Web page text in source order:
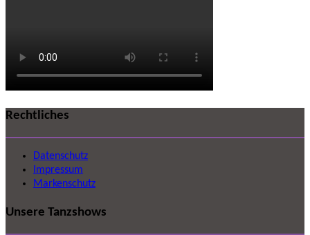
Rechtliches
Datenschutz
Impressum
Markenschutz
Unsere Tanzshows